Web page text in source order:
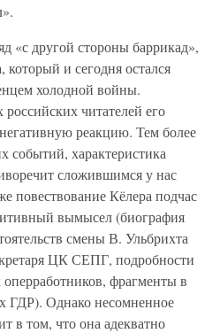
«с другой стороны баррикад»,
который и сегодня остался
холодной войны.
читателей его
реакцию. Тем более
событий, характеристика
сложившимся у нас
повествование Кёлера подчас
вымысел (биография
смены В. Ульбрихта
ЦК СЕПГ, подробности
оперработников, фрагменты в
ГДР). Однако несомненное
в том, что она адекватно